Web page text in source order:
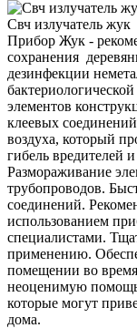
Свч излучатель жук
Прибор Жук -
сохранения
дезинфекции
элементов
клеевых
воздуха, который
гибель вредителей
Размораживание
трубопроводов.
соединений.
использованием
специалистами.
применению.
помещении во
неоценимую помощь
которые могут
дома.